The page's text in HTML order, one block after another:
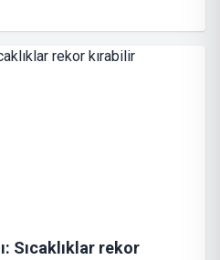
Sıcaklıklar rekor